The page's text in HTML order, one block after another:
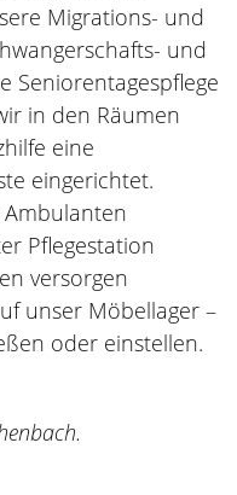
Migrations- und
und
Seniorentagespflege
in den Räumen
eine
eingerichtet.
Ambulanten
Pflegestation
versorgen
unser Möbellager –
oder einstellen.